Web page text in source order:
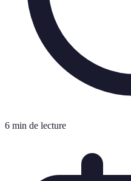
6 min de lecture